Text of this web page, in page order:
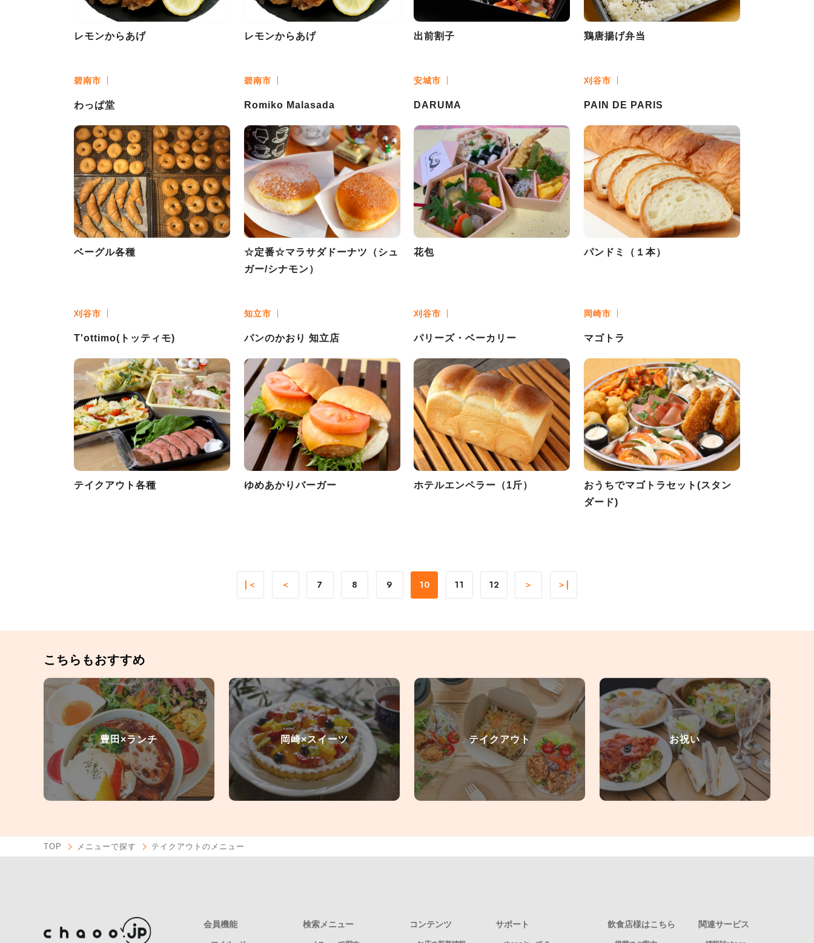
レモンからあげ レモンからあげ 出前割子 鶏唐揚げ弁当
碧南市
わっぱ堂
ベーグル各種
碧南市
Romiko Malasada
☆定番☆マラサダドーナツ（シュ
ガー/シナモン）
安城市
DARUMA
花包
刈谷市
PAIN DE PARIS
パンドミ（１本）
刈谷市
T'ottimo(トッティモ)
テイクアウト各種
知立市
パンのかおり 知立店
ゆめあかりバーガー
刈谷市
パリーズ・ベーカリー
ホテルエンペラー（1斤）
岡崎市
マゴトラ
おうちでマゴトラセット(スタン
ダード)
|＜ ＜ 7 8 9 10 11 12 ＞ ＞|
こちらもおすすめ
豊田×ランチ 岡崎×スイーツ テイクアウト お祝い
TOP メニューで探す テイクアウトのメニュー
会員機能 検索メニュー コンテンツ サポート 飲食店様はこちら 関連サービス